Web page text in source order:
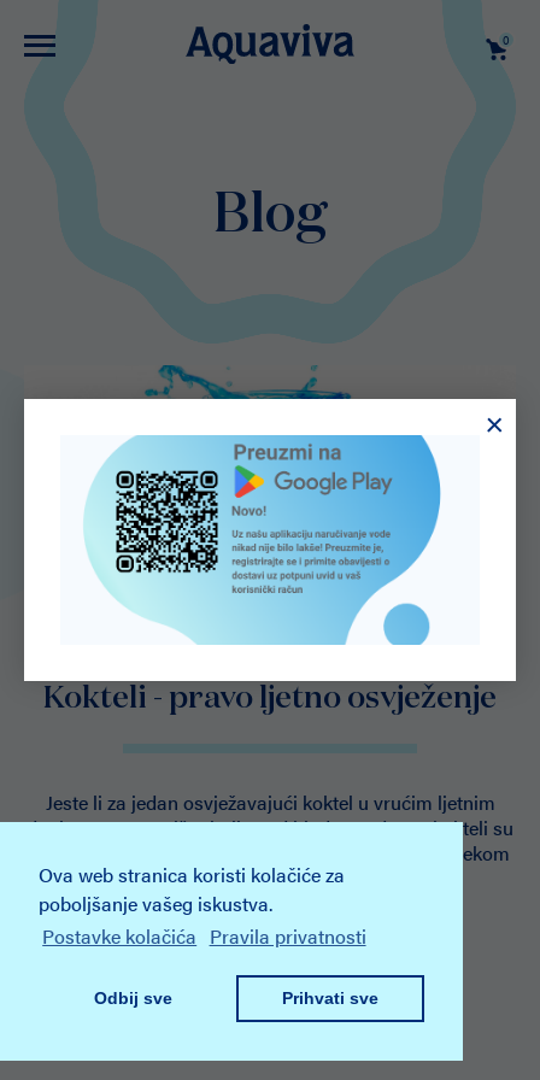
Ova web stranica koristi kolačiće za
poboljšanje vašeg iskustva.
Postavke kolačića Pravila privatnosti
Odbij sve Prihvati sve
0
Blog
Kokteli - pravo ljetno osvježenje
Jeste li za jedan osvježavajući koktel u vrućim ljetnim
danima? Nema ništa boljeg od hladne vode, no kokteli su
vrlo ukusan i živopisan začin uživanja na plaži ili tijekom
večernjeg izlaska u gradu ili na moru.
Saznaj više